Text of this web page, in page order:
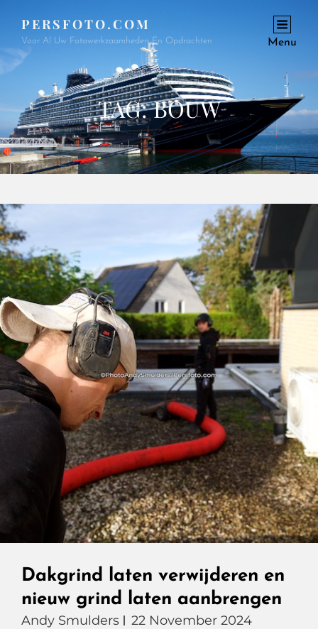
PERSFOTO.COM
Voor Al Uw Fotowerkzaamheden En Opdrachten Menu
TAG:BOUW
Dakgrind laten verwijderen en
nieuw grind laten aanbrengen
Andy Smulders 22 November 2024